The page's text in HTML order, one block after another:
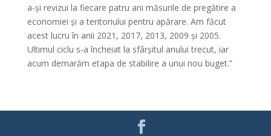
a-și revizui la fiecare patru ani măsurile de pregătire a
economiei și a teritoriului pentru apărare. Am făcut
acest lucru în anii 2021, 2017, 2013, 2009 și 2005.
Ultimul ciclu s-a încheiat la sfârșitul anului trecut, iar
acum demarăm etapa de stabilire a unui nou buget.”